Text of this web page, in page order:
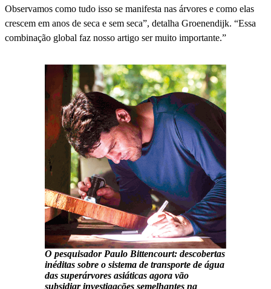
Observamos como tudo isso se manifesta nas árvores e como elas
crescem em anos de seca e sem seca”, detalha Groenendijk. “Essa
combinação global faz nosso artigo ser muito importante.”
O pesquisador Paulo Bittencourt: descobertas
inéditas sobre o sistema de transporte de água
das superárvores asiáticas agora vão
subsidiar investigações semelhantes na